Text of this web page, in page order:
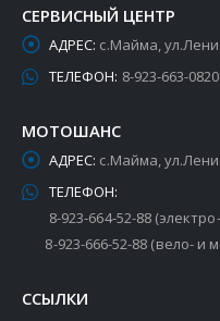
СЕРВИСНЫЙ ЦЕНТР
АДРЕС: с.Майма,
ТЕЛЕФОН: 8-923-663-0820
МОТОШАНС
АДРЕС: с.Майма,
ТЕЛЕФОН:
8-923-664-52-88
8-923-666-52-88 (вело- и
ССЫЛКИ